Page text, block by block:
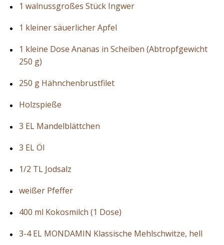
1 walnussgroßes Stück Ingwer
1 kleiner säuerlicher Apfel
1 kleine Dose Ananas in Scheiben (Abtropfgewicht
250 g)
250 g Hähnchenbrustfilet
Holzspieße
3 EL Mandelblättchen
3 EL Öl
1/2 TL Jodsalz
weißer Pfeffer
400 ml Kokosmilch (1 Dose)
3-4 EL MONDAMIN Klassische Mehlschwitze, hell